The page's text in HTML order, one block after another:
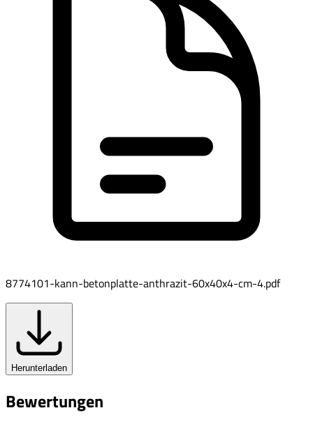
8774101-kann-betonplatte-anthrazit-60x40x4-cm-4.pdf
Herunterladen
Bewertungen